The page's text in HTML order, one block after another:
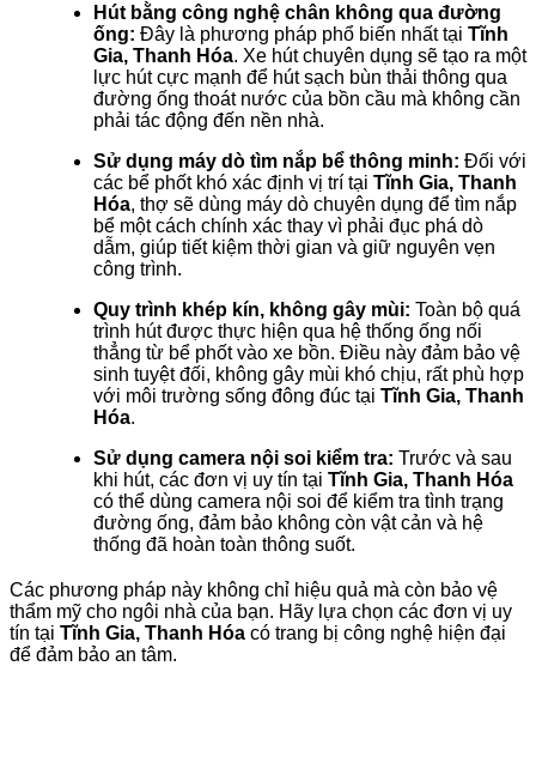
Hút bằng công nghệ chân không qua đường
ống: Đây là phương pháp phổ biến nhất tại Tĩnh
Gia, Thanh Hóa. Xe hút chuyên dụng sẽ tạo ra một
lực hút cực mạnh để hút sạch bùn thải thông qua
đường ống thoát nước của bồn cầu mà không cần
phải tác động đến nền nhà.
Sử dụng máy dò tìm nắp bể thông minh: Đối với
các bể phốt khó xác định vị trí tại Tĩnh Gia, Thanh
Hóa, thợ sẽ dùng máy dò chuyên dụng để tìm nắp
bể một cách chính xác thay vì phải đục phá dò
dẫm, giúp tiết kiệm thời gian và giữ nguyên vẹn
công trình.
Quy trình khép kín, không gây mùi: Toàn bộ quá
trình hút được thực hiện qua hệ thống ống nối
thẳng từ bể phốt vào xe bồn. Điều này đảm bảo vệ
sinh tuyệt đối, không gây mùi khó chịu, rất phù hợp
với môi trường sống đông đúc tại Tĩnh Gia, Thanh
Hóa.
Sử dụng camera nội soi kiểm tra: Trước và sau
khi hút, các đơn vị uy tín tại Tĩnh Gia, Thanh Hóa
có thể dùng camera nội soi để kiểm tra tình trạng
đường ống, đảm bảo không còn vật cản và hệ
thống đã hoàn toàn thông suốt.
Các phương pháp này không chỉ hiệu quả mà còn bảo vệ
thẩm mỹ cho ngôi nhà của bạn. Hãy lựa chọn các đơn vị uy
tín tại Tĩnh Gia, Thanh Hóa có trang bị công nghệ hiện đại
để đảm bảo an tâm.